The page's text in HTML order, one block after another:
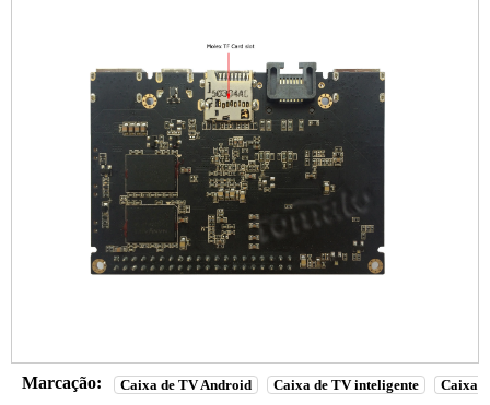
Marcação: Caixa de TV Android Caixa de TV inteligente
Caixa